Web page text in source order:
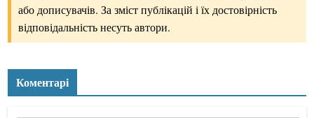
або дописувачів. За зміст публікацій і їх достовірність
відповідальність несуть автори.
Коментарі